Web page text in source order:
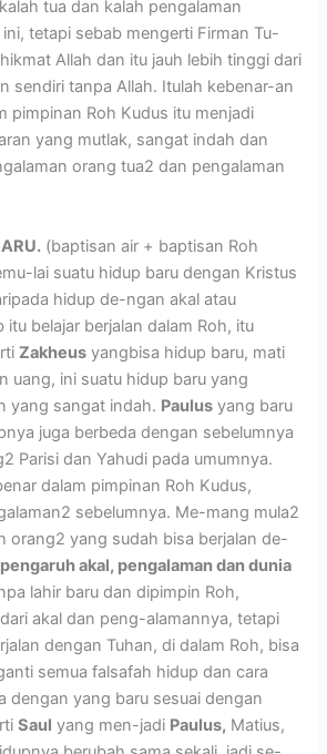
tua dan kalah pengalaman
tetapi sebab mengerti Firman Tu-
Allah dan itu jauh lebih tinggi dari
sendiri tanpa Allah. Itulah kebenar-an
pimpinan Roh Kudus itu menjadi
yang mutlak, sangat indah dan
orang tua2 dan pengalaman
(baptisan air + baptisan Roh
lai suatu hidup baru dengan Kristus
hidup de-ngan akal atau
itu belajar berjalan dalam Roh, itu
Zakheus yangbisa hidup baru, mati
uang, ini suatu hidup baru yang
yang sangat indah. Paulus yang baru
juga berbeda dengan sebelumnya
Parisi dan Yahudi pada umumnya.
dalam pimpinan Roh Kudus,
sebelumnya. Me-mang mula2
orang2 yang sudah bisa berjalan de-
pengaruh akal, pengalaman dan dunia
lahir baru dan dipimpin Roh,
akal dan peng-alamannya, tetapi
dengan Tuhan, di dalam Roh, bisa
semua falsafah hidup dan cara
dengan yang baru sesuai dengan
Saul yang men-jadi Paulus, Matius,